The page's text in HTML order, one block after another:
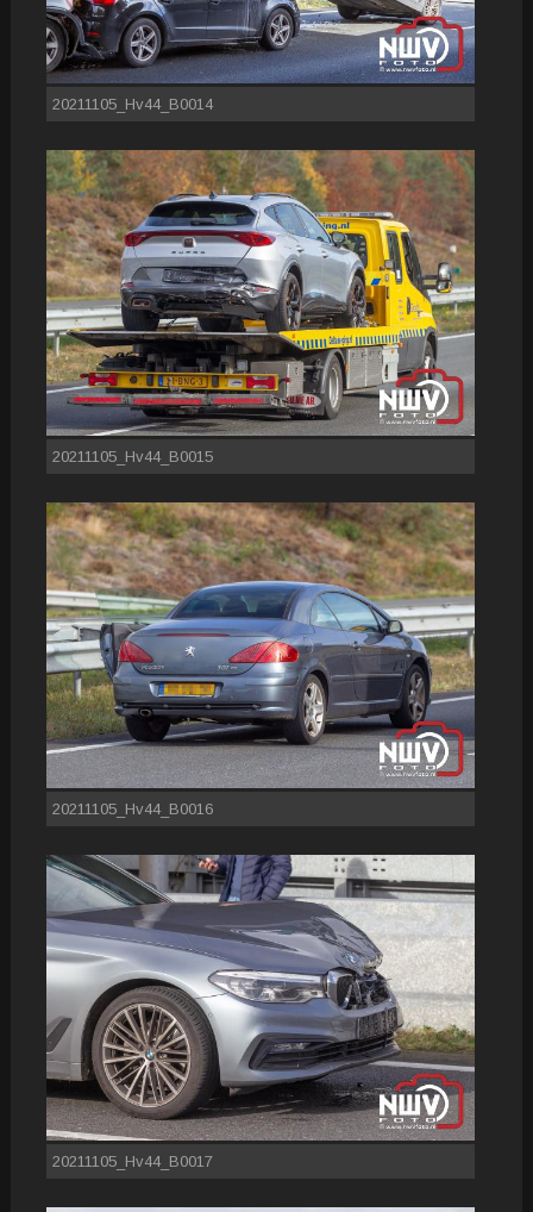
20211105_Hv44_B0014
20211105_Hv44_B0015
20211105_Hv44_B0016
20211105_Hv44_B0017